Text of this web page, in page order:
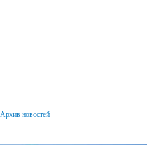
Архив новостей